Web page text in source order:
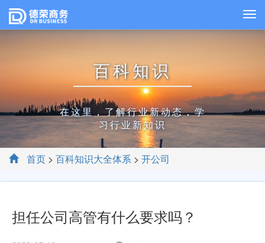
百科知识
在这里，了解行业新动态，学
习行业新知识
首页 > 百科知识大全体系 > 开公司
担任公司高管有什么要求吗？